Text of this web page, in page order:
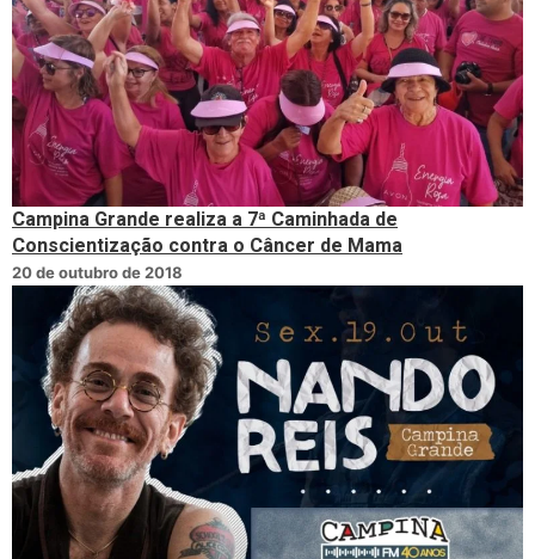
Campina Grande realiza a 7ª Caminhada de
Conscientização contra o Câncer de Mama
20 de outubro de 2018